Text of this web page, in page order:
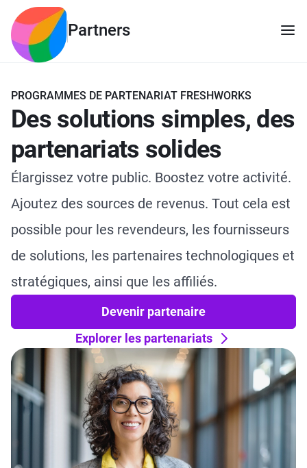
Partners
PROGRAMMES DE PARTENARIAT FRESHWORKS
Des solutions simples, des
partenariats solides
Élargissez votre public. Boostez votre activité.
Ajoutez des sources de revenus. Tout cela est
possible pour les revendeurs, les fournisseurs
de solutions, les partenaires technologiques et
stratégiques, ainsi que les affiliés.
Devenir partenaire
Explorer les partenariats